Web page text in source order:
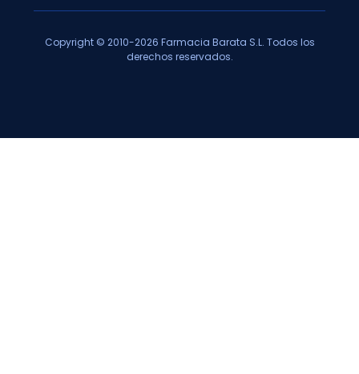
Copyright © 2010-2026 Farmacia Barata S.L. Todos los
derechos reservados.